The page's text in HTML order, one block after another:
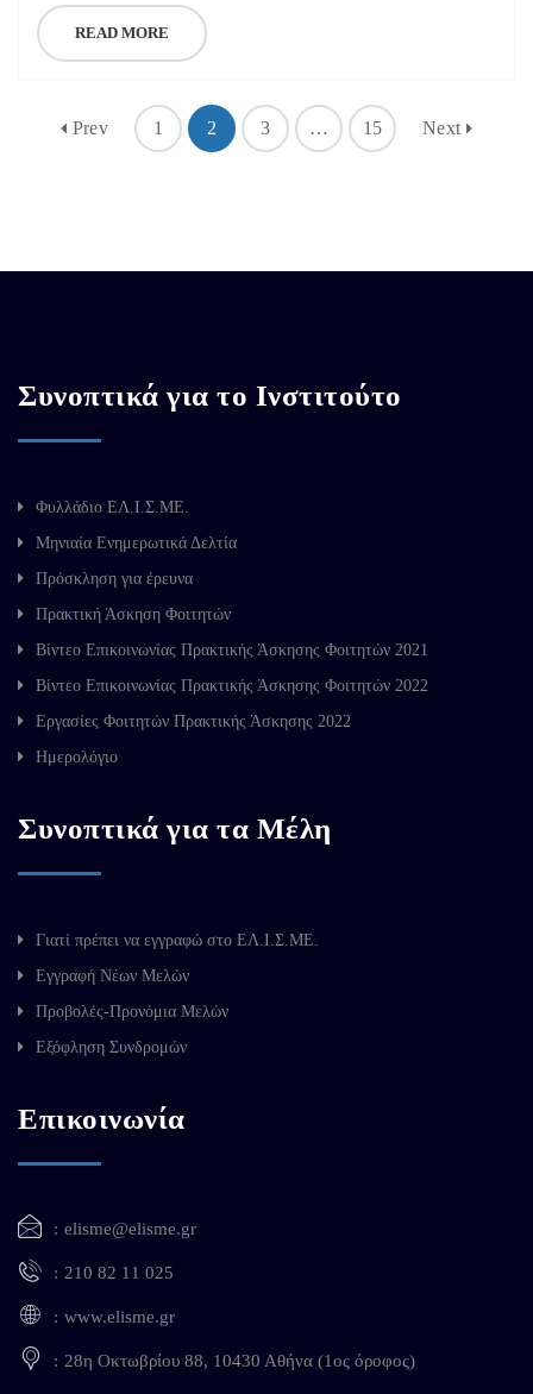
READ MORE
Prev 1 2 3 … 15 Next
Συνοπτικά για το Ινστιτούτο
Φυλλάδιο ΕΛ.Ι.Σ.ΜΕ.
Μηνιαία Ενημερωτικά Δελτία
Πρόσκληση για έρευνα
Πρακτική Άσκηση Φοιτητών
Βίντεο Επικοινωνίας Πρακτικής Άσκησης Φοιτητών 2021
Βίντεο Επικοινωνίας Πρακτικής Άσκησης Φοιτητών 2022
Εργασίες Φοιτητών Πρακτικής Άσκησης 2022
Ημερολόγιο
Συνοπτικά για τα Μέλη
Γιατί πρέπει να εγγραφώ στο ΕΛ.Ι.Σ.ΜΕ.
Εγγραφή Νέων Μελών
Προβολές-Προνόμια Μελών
Εξόφληση Συνδρομών
Επικοινωνία
elisme@elisme.gr
210 82 11 025
www.elisme.gr
28η Οκτωβρίου 88, 10430 Αθήνα (1ος όροφος)